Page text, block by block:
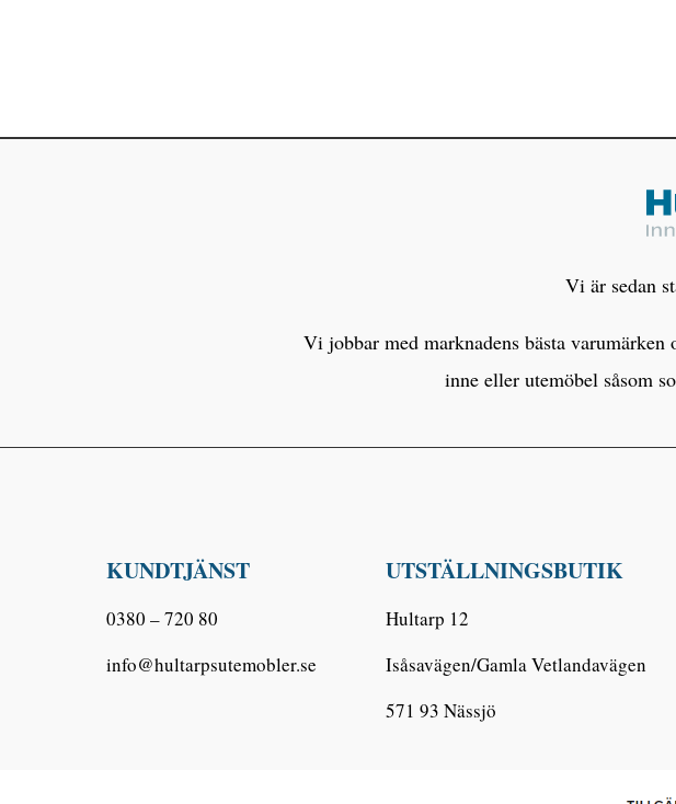
Vi är sedan
Vi jobbar med marknadens bästa
inne eller utemöbel såsom
KUNDTJÄNST
0380 – 720 80
info@hultarpsutemobler.se
UTSTÄLLNINGSBUTIK
Hultarp 12
Isåsavägen/Gamla Vetlandavägen
571 93 Nässjö